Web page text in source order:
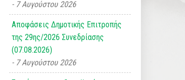
7 Αυγούστου 2026
Αποφάσεις Δημοτικής Επιτροπής
της 29ης/2026 Συνεδρίασης
(07.08.2026)
7 Αυγούστου 2026